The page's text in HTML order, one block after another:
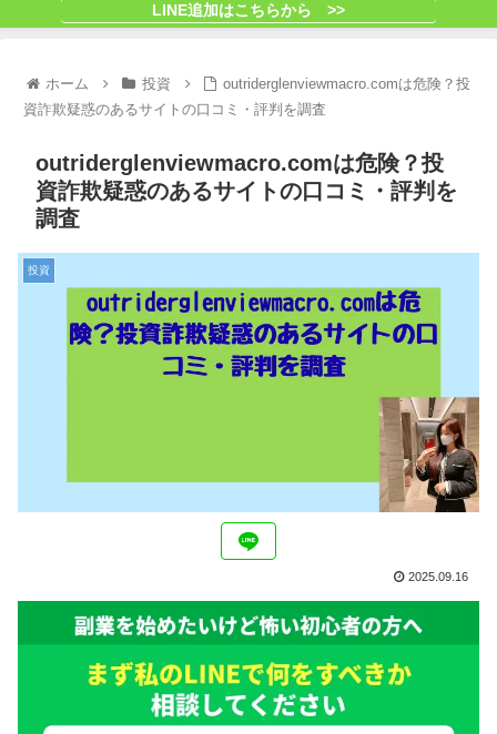
LINE追加はこちらから >>
ホーム 投資
outriderglenviewmacro.comは危険？投
資詐欺疑惑のあるサイトの口コミ・評判を調査
outriderglenviewmacro.comは危険？投
資詐欺疑惑のあるサイトの口コミ・評判を
調査
投資
2025.09.16